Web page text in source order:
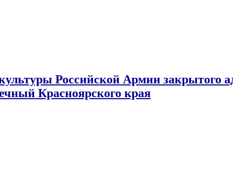
Российской Армии закрытого
Красноярского края